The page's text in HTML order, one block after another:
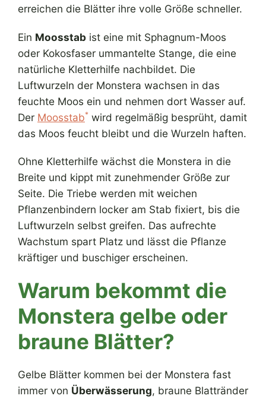
erreichen die Blätter ihre volle Größe schneller.
Ein Moosstab ist eine mit Sphagnum-Moos
oder Kokosfaser ummantelte Stange, die eine
natürliche Kletterhilfe nachbildet. Die
Luftwurzeln der Monstera wachsen in das
feuchte Moos ein und nehmen dort Wasser auf.
Der Moosstab* wird regelmäßig besprüht, damit
das Moos feucht bleibt und die Wurzeln haften.
Ohne Kletterhilfe wächst die Monstera in die
Breite und kippt mit zunehmender Größe zur
Seite. Die Triebe werden mit weichen
Pflanzenbindern locker am Stab fixiert, bis die
Luftwurzeln selbst greifen. Das aufrechte
Wachstum spart Platz und lässt die Pflanze
kräftiger und buschiger erscheinen.
Warum bekommt die
Monstera gelbe oder
braune Blätter?
Gelbe Blätter kommen bei der Monstera fast
immer von Überwässerung, braune Blattränder